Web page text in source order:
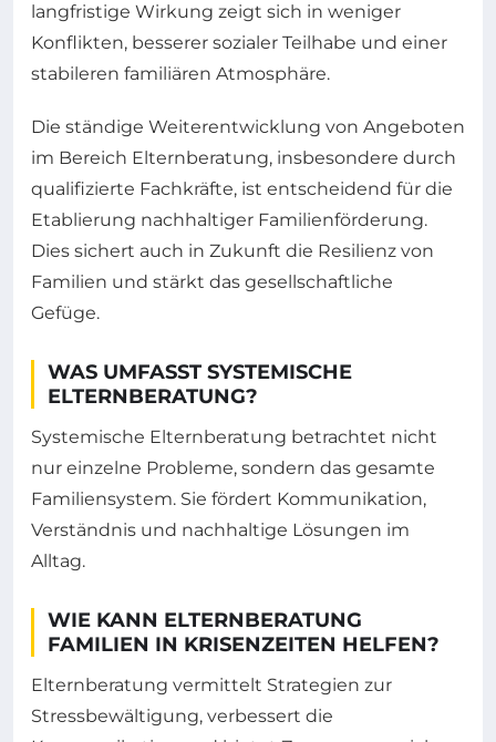
langfristige Wirkung zeigt sich in weniger
Konflikten, besserer sozialer Teilhabe und einer
stabileren familiären Atmosphäre.
Die ständige Weiterentwicklung von Angeboten
im Bereich Elternberatung, insbesondere durch
qualifizierte Fachkräfte, ist entscheidend für die
Etablierung nachhaltiger Familienförderung.
Dies sichert auch in Zukunft die Resilienz von
Familien und stärkt das gesellschaftliche
Gefüge.
WAS UMFASST SYSTEMISCHE
ELTERNBERATUNG?
Systemische Elternberatung betrachtet nicht
nur einzelne Probleme, sondern das gesamte
Familiensystem. Sie fördert Kommunikation,
Verständnis und nachhaltige Lösungen im
Alltag.
WIE KANN ELTERNBERATUNG
FAMILIEN IN KRISENZEITEN HELFEN?
Elternberatung vermittelt Strategien zur
Stressbewältigung, verbessert die